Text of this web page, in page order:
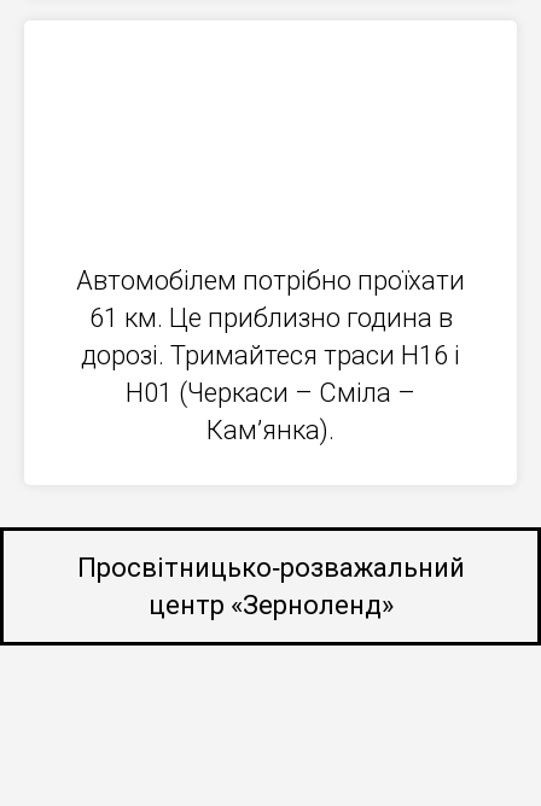
Автомобілем потрібно проїхати
61 км. Це приблизно година в
дорозі. Тримайтеся траси Н16 і
Н01 (Черкаси – Сміла –
Кам’янка).
Просвітницько‐розважальний
центр «Зерноленд»